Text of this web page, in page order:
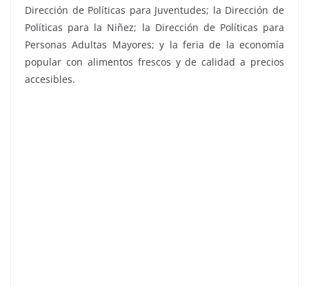
Dirección de Políticas para Juventudes; la Dirección de
Políticas para la Niñez; la Dirección de Políticas para
Personas Adultas Mayores; y la feria de la economía
popular con alimentos frescos y de calidad a precios
accesibles.